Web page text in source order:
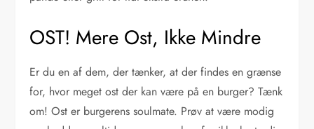
OST! Mere Ost, Ikke Mindre
Er du en af dem, der tænker, at der findes en grænse
for, hvor meget ost der kan være på en burger? Tænk
om! Ost er burgerens soulmate. Prøv at være modig